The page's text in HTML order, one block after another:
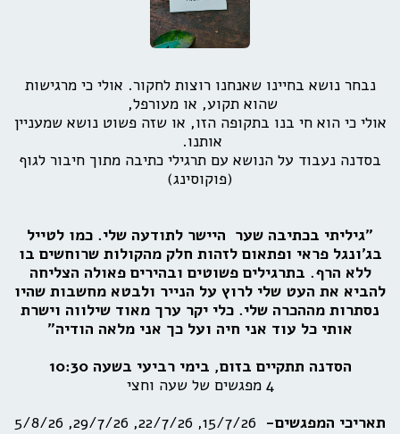
נבחר נושא בחיינו שאנחנו רוצות לחקור. אולי כי מרגישות
שהוא תקוע, או מעורפל,
אולי כי הוא חי בנו בתקופה הזו, או שזה פשוט נושא שמעניין
אותנו.
בסדנה נעבוד על הנושא עם תרגילי כתיבה מתוך חיבור לגוף
(פוקוסינג)
"גיליתי בכתיבה שער היישר לתודעה שלי. כמו לטייל
בג'ונגל פראי ופתאום לזהות חלק מהקולות שרוחשים בו
ללא הרף. בתרגילים פשוטים ובהירים פאולה הצליחה
להביא את העט שלי לרוץ על הנייר ולבטא מחשבות שהיו
נסתרות מההכרה שלי. כלי יקר ערך מאוד שילווה וישרת
אותי כל עוד אני חיה ועל כך אני מלאה הודיה"
הסדנה תתקיים בזום, בימי רביעי בשעה 10:30
4 מפגשים של שעה וחצי
תאריכי המפגשים-